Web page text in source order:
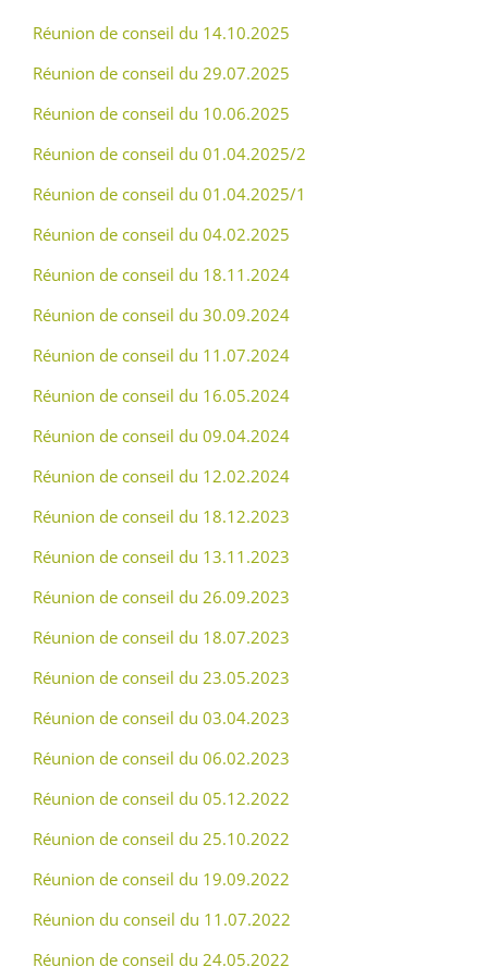
Réunion de conseil du 14.10.2025
Réunion de conseil du 29.07.2025
Réunion de conseil du 10.06.2025
Réunion de conseil du 01.04.2025/2
Réunion de conseil du 01.04.2025/1
Réunion de conseil du 04.02.2025
Réunion de conseil du 18.11.2024
Réunion de conseil du 30.09.2024
Réunion de conseil du 11.07.2024
Réunion de conseil du 16.05.2024
Réunion de conseil du 09.04.2024
Réunion de conseil du 12.02.2024
Réunion de conseil du 18.12.2023
Réunion de conseil du 13.11.2023
Réunion de conseil du 26.09.2023
Réunion de conseil du 18.07.2023
Réunion de conseil du 23.05.2023
Réunion de conseil du 03.04.2023
Réunion de conseil du 06.02.2023
Réunion de conseil du 05.12.2022
Réunion de conseil du 25.10.2022
Réunion de conseil du 19.09.2022
Réunion du conseil du 11.07.2022
Réunion de conseil du 24.05.2022